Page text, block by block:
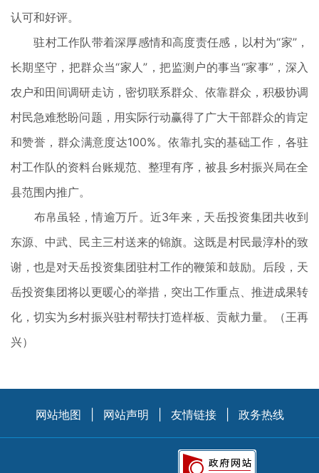
认可和好评。
驻村工作队带着深厚感情和高度责任感，以村为“家”，
长期坚守，把群众当“家人”，把监测户的事当“家事”，深入
农户和田间调研走访，密切联系群众、依靠群众，积极协调
村民急难愁盼问题，用实际行动赢得了广大干部群众的肯定
和赞誉，群众满意度达100%。依靠扎实的基础工作，各驻
村工作队的资料台账规范、整理有序，被县乡村振兴局在全
县范围内推广。
布帛虽轻，情逾万斤。近3年来，天岳投资集团共收到
东源、中武、民主三村送来的锦旗。这既是村民最淳朴的致
谢，也是对天岳投资集团驻村工作的鞭策和鼓励。后段，天
岳投资集团将以更暖心的举措，突出工作重点、推进成果转
化，切实为乡村振兴驻村帮扶打造样板、贡献力量。（王再
兴）
网站地图 网站声明 友情链接 政务热线